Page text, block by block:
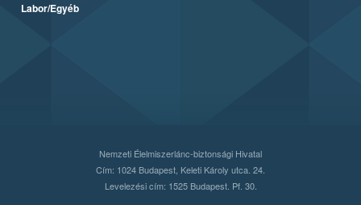
Labor/Egyéb
Nemzeti Élelmiszerlánc-biztonsági Hivatal
Cím: 1024 Budapest, Keleti Károly utca. 24.
Levelezési cím: 1525 Budapest. Pf. 30.